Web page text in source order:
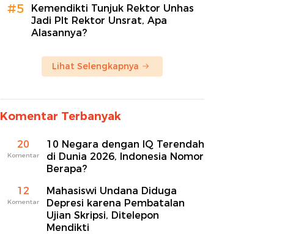
#5
Kemendikti Tunjuk Rektor Unhas
Jadi Plt Rektor Unsrat, Apa
Alasannya?
Lihat Selengkapnya
Komentar Terbanyak
20
Komentar
10 Negara dengan IQ Terendah
di Dunia 2026, Indonesia Nomor
Berapa?
12
Komentar
Mahasiswi Undana Diduga
Depresi karena Pembatalan
Ujian Skripsi, Ditelepon
Mendikti